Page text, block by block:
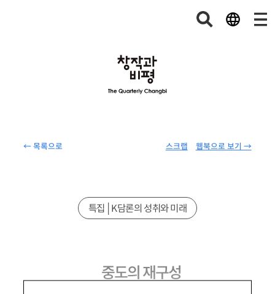
← 목록으로 웹북으로 보기 →
스크랩
특집│K담론의 성취와 미래
중도의 재구성